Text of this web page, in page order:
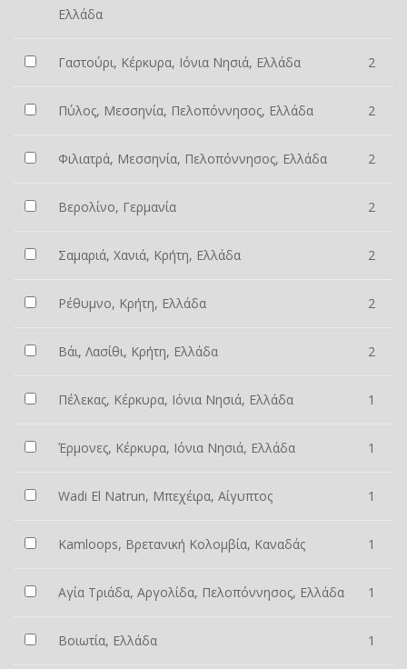
Ελλάδα
Γαστούρι, Κέρκυρα, Ιόνια Νησιά, Ελλάδα 2
Πύλος, Μεσσηνία, Πελοπόννησος, Ελλάδα 2
Φιλιατρά, Μεσσηνία, Πελοπόννησος, Ελλάδα 2
Βερολίνο, Γερμανία 2
Σαμαριά, Χανιά, Κρήτη, Ελλάδα 2
Ρέθυμνο, Κρήτη, Ελλάδα 2
Βάι, Λασίθι, Κρήτη, Ελλάδα 2
Πέλεκας, Κέρκυρα, Ιόνια Νησιά, Ελλάδα 1
Έρμονες, Κέρκυρα, Ιόνια Νησιά, Ελλάδα 1
Wadi El Natrun, Μπεχέιρα, Αίγυπτος 1
Kamloops, Βρετανική Κολομβία, Καναδάς 1
Αγία Τριάδα, Αργολίδα, Πελοπόννησος, Ελλάδα 1
Βοιωτία, Ελλάδα 1